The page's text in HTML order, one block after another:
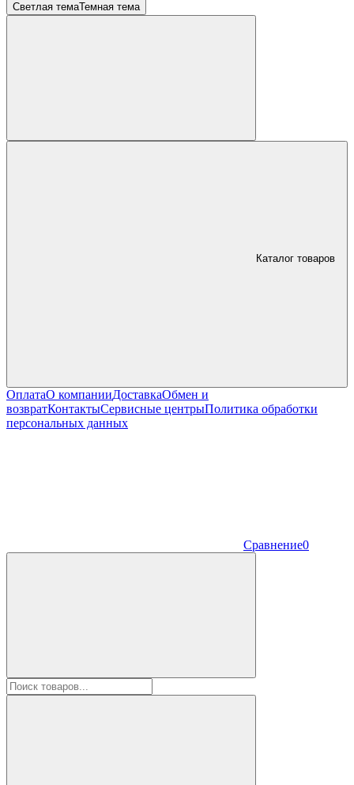
Светлая темаТемная тема
Каталог товаров
ОплатаО компанииДоставкаОбмен и
возвратКонтактыСервисные центрыПолитика обработки
персональных данных
Сравнение0